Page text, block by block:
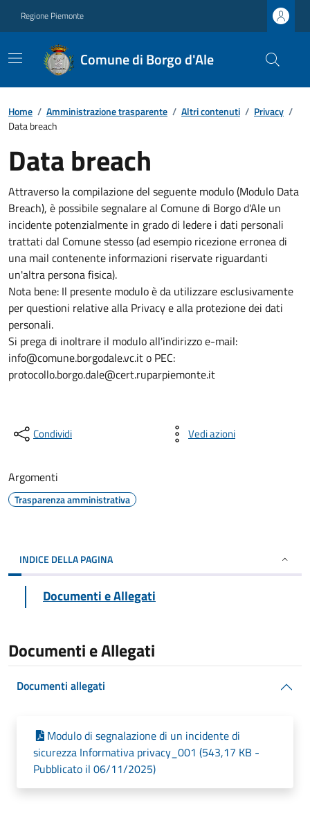
Regione Piemonte
Comune di Borgo d'Ale
Home / Amministrazione trasparente / Altri contenuti / Privacy /
Data breach
Data breach
Attraverso la compilazione del seguente modulo (Modulo Data
Breach), è possibile segnalare al Comune di Borgo d'Ale un
incidente potenzialmente in grado di ledere i dati personali
trattati dal Comune stesso (ad esempio ricezione erronea di
una mail contenente informazioni riservate riguardanti
un'altra persona fisica).
Nota bene: Il presente modulo è da utilizzare esclusivamente
per questioni relative alla Privacy e alla protezione dei dati
personali.
Si prega di inoltrare il modulo all'indirizzo e-mail:
info@comune.borgodale.vc.it o PEC:
protocollo.borgo.dale@cert.ruparpiemonte.it
Condividi Vedi azioni
Argomenti
Trasparenza amministrativa
INDICE DELLA PAGINA
Documenti e Allegati
Documenti e Allegati
Documenti allegati
Modulo di segnalazione di un incidente di
sicurezza Informativa privacy_001 (543,17 KB -
Pubblicato il 06/11/2025)